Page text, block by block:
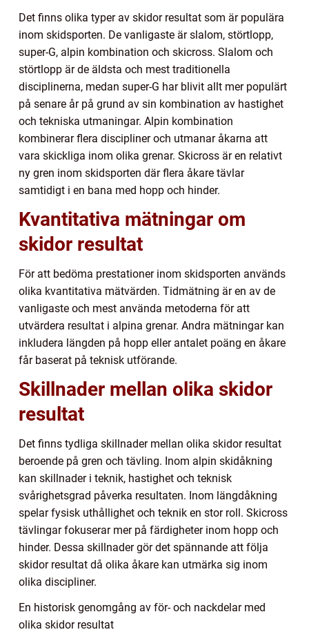
Det finns olika typer av skidor resultat som är populära
inom skidsporten. De vanligaste är slalom, störtlopp,
super-G, alpin kombination och skicross. Slalom och
störtlopp är de äldsta och mest traditionella
disciplinerna, medan super-G har blivit allt mer populärt
på senare år på grund av sin kombination av hastighet
och tekniska utmaningar. Alpin kombination
kombinerar flera discipliner och utmanar åkarna att
vara skickliga inom olika grenar. Skicross är en relativt
ny gren inom skidsporten där flera åkare tävlar
samtidigt i en bana med hopp och hinder.
Kvantitativa mätningar om
skidor resultat
För att bedöma prestationer inom skidsporten används
olika kvantitativa mätvärden. Tidmätning är en av de
vanligaste och mest använda metoderna för att
utvärdera resultat i alpina grenar. Andra mätningar kan
inkludera längden på hopp eller antalet poäng en åkare
får baserat på teknisk utförande.
Skillnader mellan olika skidor
resultat
Det finns tydliga skillnader mellan olika skidor resultat
beroende på gren och tävling. Inom alpin skidåkning
kan skillnader i teknik, hastighet och teknisk
svårighetsgrad påverka resultaten. Inom längdåkning
spelar fysisk uthållighet och teknik en stor roll. Skicross
tävlingar fokuserar mer på färdigheter inom hopp och
hinder. Dessa skillnader gör det spännande att följa
skidor resultat då olika åkare kan utmärka sig inom
olika discipliner.
En historisk genomgång av för- och nackdelar med
olika skidor resultat